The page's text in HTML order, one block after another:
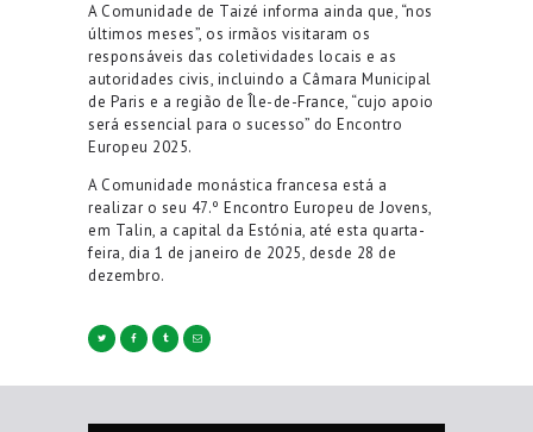
A Comunidade de Taizé informa ainda que, “nos
últimos meses”, os irmãos visitaram os
responsáveis das coletividades locais e as
autoridades civis, incluindo a Câmara Municipal
de Paris e a região de Île-de-France, “cujo apoio
será essencial para o sucesso” do Encontro
Europeu 2025.
A Comunidade monástica francesa está a
realizar o seu 47.º Encontro Europeu de Jovens,
em Talin, a capital da Estónia, até esta quarta-
feira, dia 1 de janeiro de 2025, desde 28 de
dezembro.